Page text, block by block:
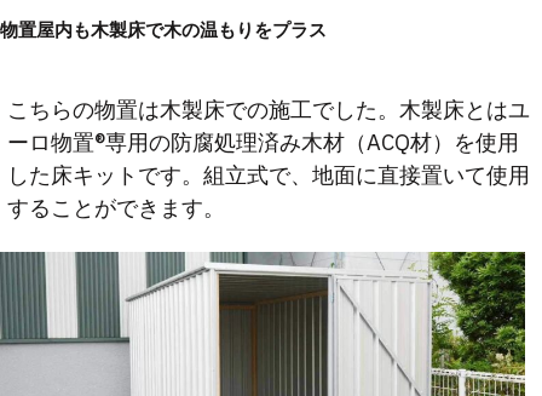
物置屋内も木製床で木の温もりをプラス
こちらの物置は木製床での施工でした。木製床とはユ
ーロ物置®️専用の防腐処理済み木材（ACQ材）を使用
した床キットです。組立式で、地面に直接置いて使用
することができます。